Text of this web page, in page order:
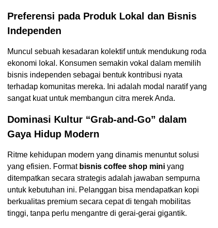
Preferensi pada Produk Lokal dan Bisnis
Independen
Muncul sebuah kesadaran kolektif untuk mendukung roda
ekonomi lokal. Konsumen semakin vokal dalam memilih
bisnis independen sebagai bentuk kontribusi nyata
terhadap komunitas mereka. Ini adalah modal naratif yang
sangat kuat untuk membangun citra merek Anda.
Dominasi Kultur “Grab-and-Go” dalam
Gaya Hidup Modern
Ritme kehidupan modern yang dinamis menuntut solusi
yang efisien. Format bisnis coffee shop mini yang
ditempatkan secara strategis adalah jawaban sempurna
untuk kebutuhan ini. Pelanggan bisa mendapatkan kopi
berkualitas premium secara cepat di tengah mobilitas
tinggi, tanpa perlu mengantre di gerai-gerai gigantik.